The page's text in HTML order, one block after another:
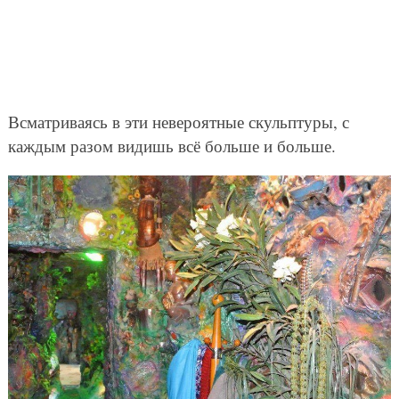
Всматриваясь в эти невероятные скульптуры, с
каждым разом видишь всё больше и больше.